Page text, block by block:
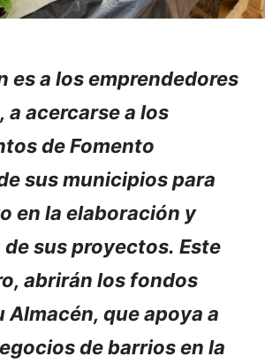
es a los emprendedores
a acercarse a los
de Fomento
sus municipios para
en la elaboración y
sus proyectos. Este
abrirán los fondos
Almacén, que apoya a
de barrios en la